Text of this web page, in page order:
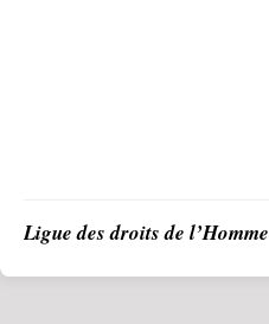
Ligue des droits de l’Homme